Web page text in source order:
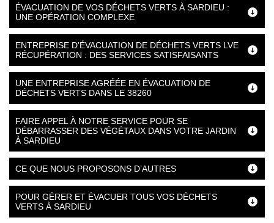
ÉVACUATION DE VOS DÉCHETS VERTS À SARDIEU :
UNE OPÉRATION COMPLEXE
ENTREPRISE D’ÉVACUATION DE DÉCHETS VERTS LVE
RÉCUPÉRATION : DES SERVICES SATISFAISANTS
UNE ENTREPRISE AGRÉÉE EN ÉVACUATION DE
DÉCHETS VERTS DANS LE 38260
FAIRE APPEL À NOTRE SERVICE POUR SE
DÉBARRASSER DES VÉGÉTAUX DANS VOTRE JARDIN
À SARDIEU
CE QUE NOUS PROPOSONS D’AUTRES
POUR GÉRER ET ÉVACUER TOUS VOS DÉCHETS
VERTS À SARDIEU